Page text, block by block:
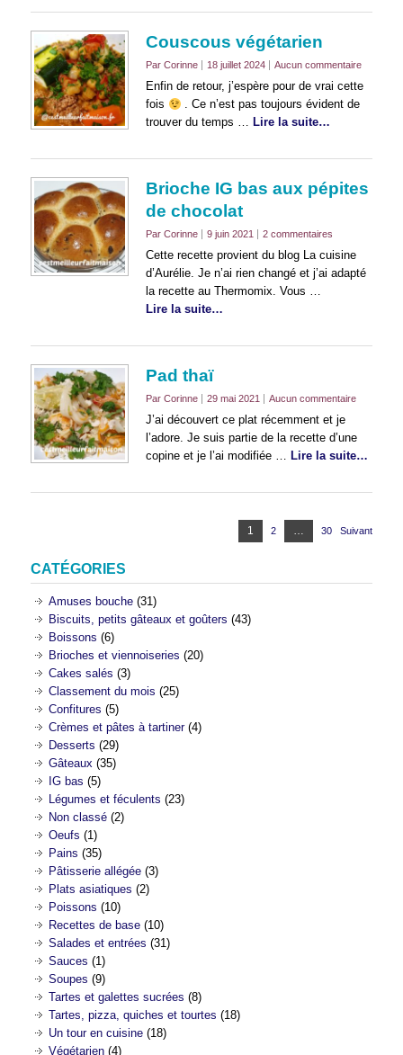
Couscous végétarien
Par Corinne 18 juillet 2024 Aucun commentaire
Enfin de retour, j’espère pour de vrai cette
fois
. Ce n’est pas toujours évident de
trouver du temps … Lire la suite…
Brioche IG bas aux pépites
de chocolat
Par Corinne 9 juin 2021 2 commentaires
Cette recette provient du blog La cuisine
d’Aurélie. Je n’ai rien changé et j’ai adapté
la recette au Thermomix. Vous …
Lire la suite…
Pad thaï
Par Corinne 29 mai 2021 Aucun commentaire
J’ai découvert ce plat récemment et je
l’adore. Je suis partie de la recette d’une
copine et je l’ai modifiée … Lire la suite…
publications
Page
1 Page
2 … Page
30 Suivant
CATÉGORIES
Amuses bouche (31)
Biscuits, petits gâteaux et goûters (43)
Boissons (6)
Brioches et viennoiseries (20)
Cakes salés (3)
Classement du mois (25)
Confitures (5)
Crèmes et pâtes à tartiner(4)
Desserts (29)
Gâteaux (35)
IG bas (5)
Légumes et féculents (23)
Non classé (2)
Oeufs (1)
Pains (35)
Pâtisserie allégée (3)
Plats asiatiques (2)
Poissons (10)
Recettes de base (10)
Salades et entrées (31)
Sauces (1)
Soupes (9)
Tartes et galettes sucrées (8)
Tartes, pizza, quiches et tourtes (18)
Un tour en cuisine (18)
Végétarien (4)